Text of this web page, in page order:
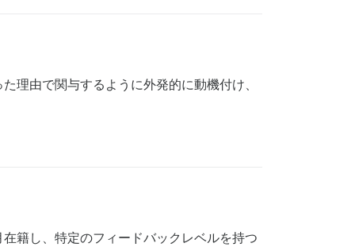
理由で関与するように外発的に動機付け、
籍し、特定のフィードバックレベルを持つ